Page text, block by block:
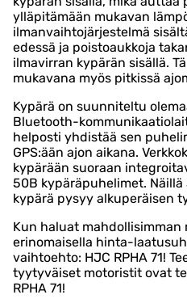
ylläpitämään mukavan
ilmanvaihtojärjestelmä
edessä ja poistoaukkoja
ilmavirran kypärän sisällä.
mukavana myös pitkissä
Kypärä on suunniteltu
Bluetooth-
helposti yhdistää sen
GPS:ään ajon aikana.
kypärään suoraan
50B kypäräpuhelimet.
kypärä pysyy alkuperäisen
Kun haluat
erinomaisella hinta-
vaihtoehto: HJC RPHA 71!
tyytyväiset motoristit ovat
RPHA 71!